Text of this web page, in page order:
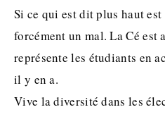
Si ce qui est dit plus haut est
forcément un mal. La Cé est
représente les étudiants en
il y en a.
Vive la diversité dans les